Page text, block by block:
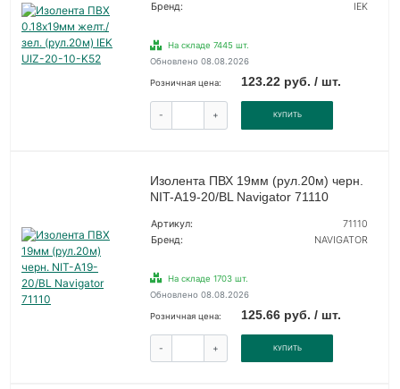
Бренд:
IEK
На складе 7445 шт.
Обновлено 08.08.2026
Розничная цена: 123.22 руб. / шт.
- + КУПИТЬ
Изолента ПВХ 19мм (рул.20м) черн.
NIT-A19-20/BL Navigator 71110
Артикул:
71110
Бренд:
NAVIGATOR
На складе 1703 шт.
Обновлено 08.08.2026
Розничная цена: 125.66 руб. / шт.
- + КУПИТЬ